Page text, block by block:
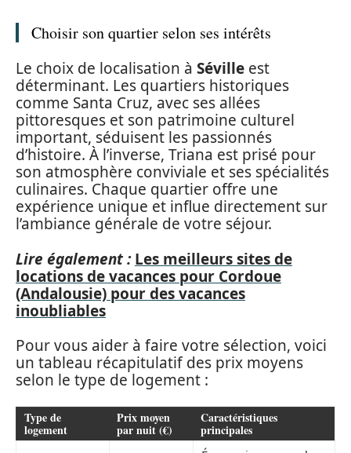
Choisir son quartier selon ses intérêts
Le choix de localisation à Séville est
déterminant. Les quartiers historiques
comme Santa Cruz, avec ses allées
pittoresques et son patrimoine culturel
important, séduisent les passionnés
d’histoire. À l’inverse, Triana est prisé pour
son atmosphère conviviale et ses spécialités
culinaires. Chaque quartier offre une
expérience unique et influe directement sur
l’ambiance générale de votre séjour.
Lire également : Les meilleurs sites de
locations de vacances pour Cordoue
(Andalousie) pour des vacances
inoubliables
Pour vous aider à faire votre sélection, voici
un tableau récapitulatif des prix moyens
selon le type de logement :
Type de
logement
Prix moyen
par nuit (€)
Caractéristiques
principales